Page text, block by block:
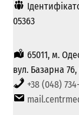
05363
65011, м.
вул. Базарна 76,
+38 (048)